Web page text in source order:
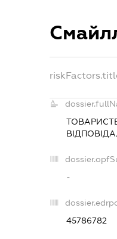
-
45786782